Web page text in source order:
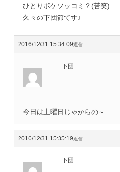
ひとりボケツッコミ？(苦笑)
久々の下団節です♪
2016/12/31 15:34:09返信
下団
今日は土曜日じゃからの～
2016/12/31 15:35:19返信
下団